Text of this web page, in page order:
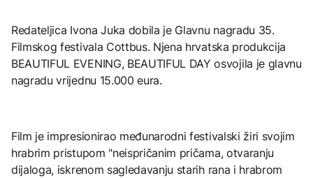
Redateljica Ivona Juka dobila je Glavnu nagradu 35.
Filmskog festivala Cottbus. Njena hrvatska produkcija
BEAUTIFUL EVENING, BEAUTIFUL DAY osvojila je glavnu
nagradu vrijednu 15.000 eura.
Film je impresionirao međunarodni festivalski žiri svojim
hrabrim pristupom "neispričanim pričama, otvaranju
dijaloga, iskrenom sagledavanju starih rana i hrabrom